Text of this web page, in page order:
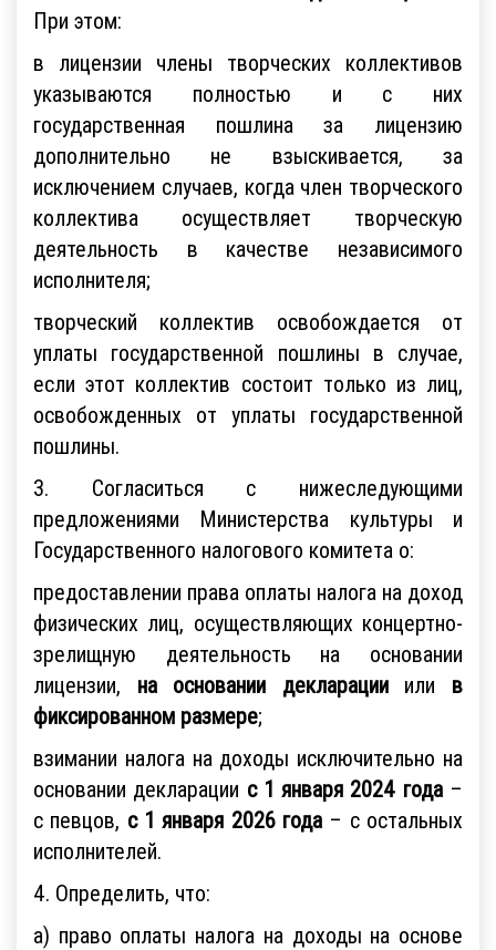
При этом:
в лицензии члены творческих коллективов
указываются полностью и с них
государственная пошлина за лицензию
дополнительно не взыскивается, за
исключением случаев, когда член творческого
коллектива осуществляет творческую
деятельность в качестве независимого
исполнителя;
творческий коллектив освобождается от
уплаты государственной пошлины в случае,
если этот коллектив состоит только из лиц,
освобожденных от уплаты государственной
пошлины.
3. Согласиться с нижеследующими
предложениями Министерства культуры и
Государственного налогового комитета о:
предоставлении права оплаты налога на доход
физических лиц, осуществляющих концертно-
зрелищную деятельность на основании
лицензии, на основании декларацииили в
фиксированном размере;
взимании налога на доходы исключительно на
основании декларации с 1 января 2024 года–
с певцов, с 1 января 2026 года– с остальных
исполнителей.
4. Определить, что:
а) право оплаты налога на доходы на основе